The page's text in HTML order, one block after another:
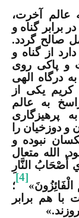
عالم آخرت،
برابر گناه و
صالح گردد.
از گناه و
و پاکی روی
درگاه الهی
کریم یکی از
به عالم
پرهیزگاری
دوزخیان را
نبوده و
الله متعال
أَصْحَابُ النَّارِ
[4]
؛
هم برابر